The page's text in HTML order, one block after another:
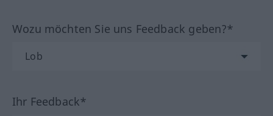
Wozu möchten Sie uns Feedback geben?*
Ihr Feedback*